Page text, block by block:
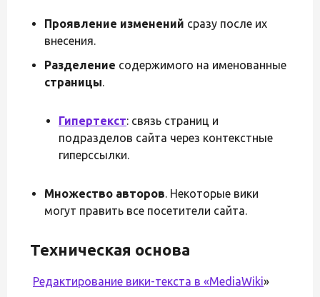
Проявление изменений сразу после их
внесения.
Разделение содержимого на именованные
страницы.
Гипертекст: связь страниц и
подразделов сайта через контекстные
гиперссылки.
Множество авторов. Некоторые вики
могут править все посетители сайта.
Техническая основа
Редактирование вики-текста в «MediaWiki»